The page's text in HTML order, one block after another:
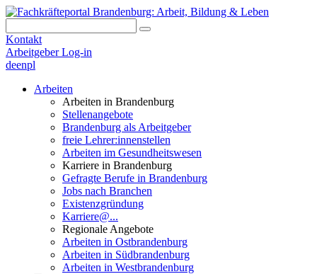
Kontakt
Arbeitgeber Log-in
deenpl
Arbeiten
Arbeiten in Brandenburg
Stellenangebote
Brandenburg als Arbeitgeber
freie Lehrer:innenstellen
Arbeiten im Gesundheitswesen
Karriere in Brandenburg
Gefragte Berufe in Brandenburg
Jobs nach Branchen
Existenzgründung
Karriere@...
Regionale Angebote
Arbeiten in Ostbrandenburg
Arbeiten in Südbrandenburg
Arbeiten in Westbrandenburg